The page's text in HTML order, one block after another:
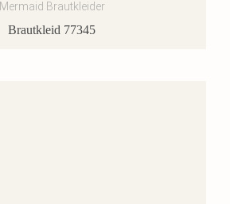
Mermaid Brautkleider
Brautkleid 77345